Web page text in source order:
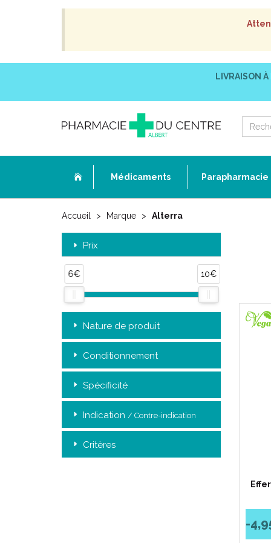
LIVRAISON À
Médicaments Parapharmacie
Accueil Marque Alterra
Prix
6€ 10€
Nature de produit
Conditionnement
Spécificité
Indication / Contre-indication
Critères
-